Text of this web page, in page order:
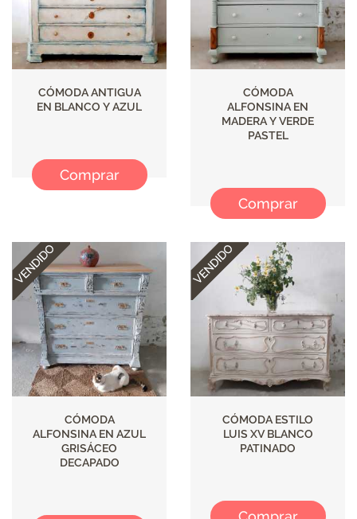
CÓMODA ANTIGUA
EN BLANCO Y AZUL
Comprar
CÓMODA
ALFONSINA EN
MADERA Y VERDE
PASTEL
Comprar
CÓMODA
ALFONSINA EN AZUL
GRISÁCEO
DECAPADO
CÓMODA ESTILO
LUIS XV BLANCO
PATINADO